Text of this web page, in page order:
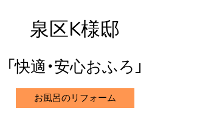
泉区K様邸
快適・安心おふろ
お風呂のリフォーム